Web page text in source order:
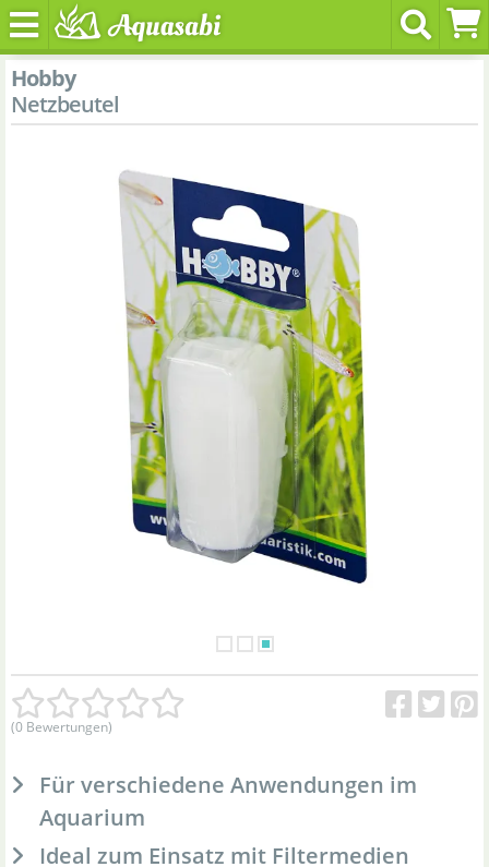
Hobby
Netzbeutel
(0 Bewertungen)
Für verschiedene Anwendungen im
Aquarium
Ideal zum Einsatz mit Filtermedien